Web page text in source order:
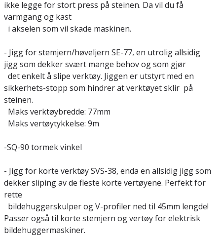
ikke legge for stort press på steinen. Da vil du få
varmgang og kast
i akselen som vil skade maskinen.
- Jigg for stemjern/høveljern SE-77, en utrolig allsidig
jigg som dekker svært mange behov og som gjør
det enkelt å slipe verktøy. Jiggen er utstyrt med en
sikkerhets-stopp som hindrer at verktøyet sklir på
steinen.
Maks verktøybredde: 77mm
Maks vertøytykkelse: 9m
-SQ-90 tormek vinkel
- Jigg for korte verktøy SVS-38, enda en allsidig jigg som
dekker sliping av de fleste korte vertøyene. Perfekt for
rette
bildehuggerskulper og V-profiler ned til 45mm lengde!
Passer også til korte stemjern og vertøy for elektrisk
bildehuggermaskiner.